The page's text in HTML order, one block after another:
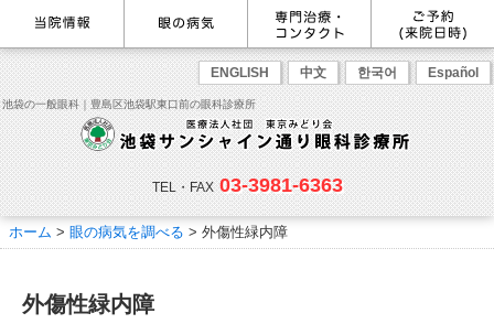
ENGLISH 中文 한국어 Español
池袋の一般眼科｜豊島区池袋駅東口前の眼科診療所
TEL・FAX 03-3981-6363
最新情報
感染症予防のための衛生環境整
備の取り組み
医師のご紹介
当院勤務医師のご紹介 ごあいさつ
院内の様子・設備
院内の様子 検査･治療･手術機器
診療のご案内・アクセス
アクセス
眼の病気を調べる
病名から探す
症状から探す
目の構造から探す
主な眼科疾患
緑内障 網膜疾患
眼精疲労
ドライアイ
ものもらい
花粉症
白内障
アレルギー性結膜炎
コンタクトレンズ診
学校近視について
眼科専門治療・特設ページ
緑内障専門治療ページ
角膜疾患専門治療ページ
ドライアイ専門治療ページ
網膜・硝子体専門治療ページ
黄斑疾患専門治療ページ
ぶどう膜炎専門治療ページ
白内障専門治療ページ
花粉症専門ページ
眼形成診療ページ
コンタクトレンズ診療
抗VEGF抗体療法
ボツリヌス療法
東口眼科医院)
WEB予約(来院日時の設定)
一般眼科診療を予約
コンタクトレンズ診療を予約
緑内障専門治療を予約
角膜専門治療を予約
ドライアイ専門治療を予約
網膜・硝子体専門治療を予約
白内障専門治療を予約
白内障手術公開講座を予約
黄斑専門治療を予約
予約をキャンセルする
ご予約
ホーム > 眼の病気を調べる > 外傷性緑内障
外傷性緑内障